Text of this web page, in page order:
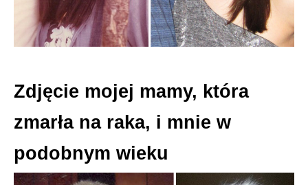
Zdjęcie mojej mamy, która
zmarła na raka, i mnie w
podobnym wieku